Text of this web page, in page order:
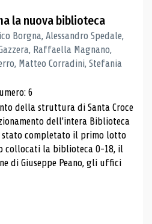
la nuova biblioteca
Borgna, Alessandro Spedale,
Raffaella Magnano,
Matteo Corradini, Stefania
6
della struttura di Santa Croce
dell'intera Biblioteca
stato completato il primo lotto
collocati la biblioteca 0-18, il
di Giuseppe Peano, gli uffici